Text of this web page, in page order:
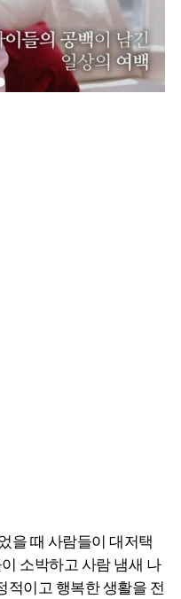
을 때 사람들이 대저택
소박하고 사람 냄새 나
적이고 행복한 생활을 전